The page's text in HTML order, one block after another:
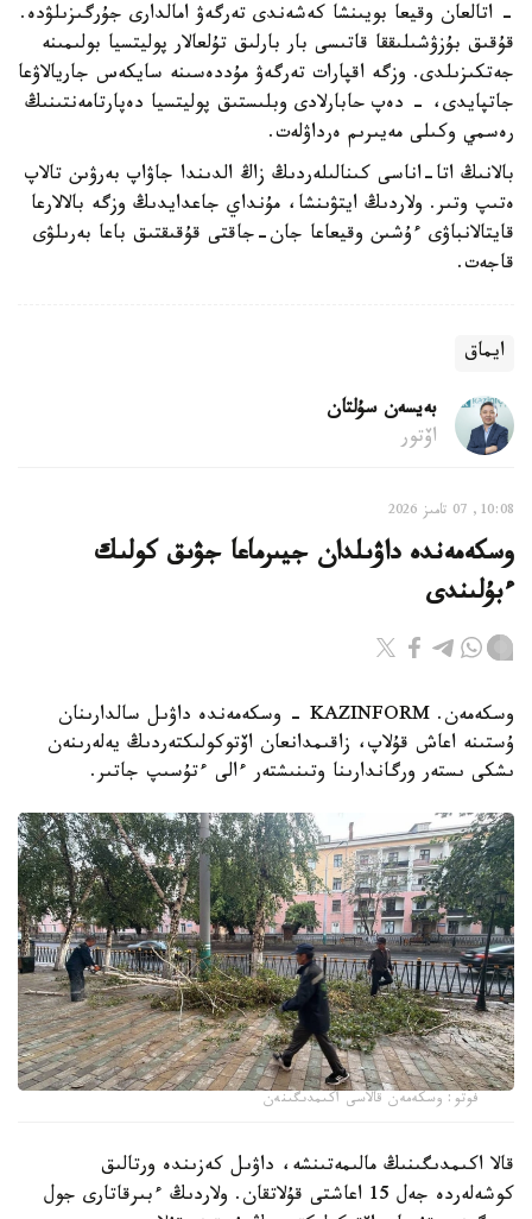
- اتالعان وقيعا بويىنشا كەشەندى تەرگەۋ امالدارى جۇرگىزىلۋدە.
قۇقىق بۇزۋشىلىققا قاتىسى بار بارلىق تۇلعالار پوليتسيا بولىمىنە
جەتكىزىلدى. وزگە اقپارات تەرگەۋ مۇددەسىنە سايكەس جاريالاۋعا
جاتپايدى، - دەپ حابارلادى وبلىستىق پوليتسيا دەپارتامەنتىنىڭ
رەسمي وكىلى مەيىرىم ەرداۋلەت.
بالانىڭ اتا-اناسى كىنالىلەردىڭ زاڭ الدىندا جاۋاپ بەرۋىن تالاپ
ەتىپ وتىر. ولاردىڭ ايتۋىنشا، مۇنداي جاعدايدىڭ وزگە بالالارعا
قايتالانباۋى ءۇشىن وقيعاعا جان-جاقتى قۇقىقتىق باعا بەرىلۋى
قاجەت.
ايماق
بەيسەن سۇلتان
اۆتور
10:08, 07 تامىز 2026
وسكەمەندە داۋىلدان جيىرماعا جۋىق كولىك
ءبۇلىندى
وسكەمەن. KAZINFORM - وسكەمەندە داۋىل سالدارىنان
ۇستىنە اعاش قۇلاپ، زاقىمدانعان اۆتوكولىكتەردىڭ يەلەرىنەن
ىشكى ىستەر ورگاندارىنا وتىنىشتەر ءالى ءتۇسىپ جاتىر.
فوتو: وسكەمەن قالاسى اكىمدىگىنەن
قالا اكىمدىگىنىڭ مالىمەتىنشە، داۋىل كەزىندە ورتالىق
كوشەلەردە جەل 15 اعاشتى قۇلاتقان. ولاردىڭ ءبىرقاتارى جول